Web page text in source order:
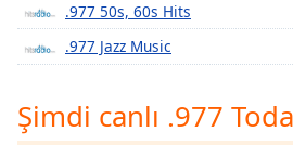
subtitles
settings,
subtitles
settings
.977 50s, 60s Hits
.977 Jazz Music
Şimdi canlı .977